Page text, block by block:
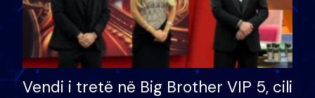
Vendi i tretë në Big Brother VIP 5, cili